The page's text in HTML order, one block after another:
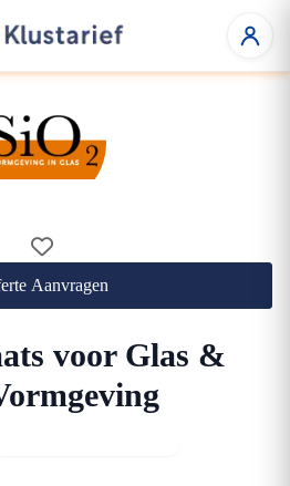
Aanvragen
voor Glas &